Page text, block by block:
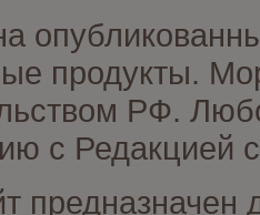
продукты.
РФ.
с Редакцией
предназначен